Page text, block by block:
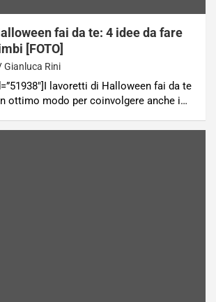
fai da te: 4 idee da fare
[FOTO]
Gianluca Rini
lavoretti di Halloween fai da te
ottimo modo per coinvolgere anche i…